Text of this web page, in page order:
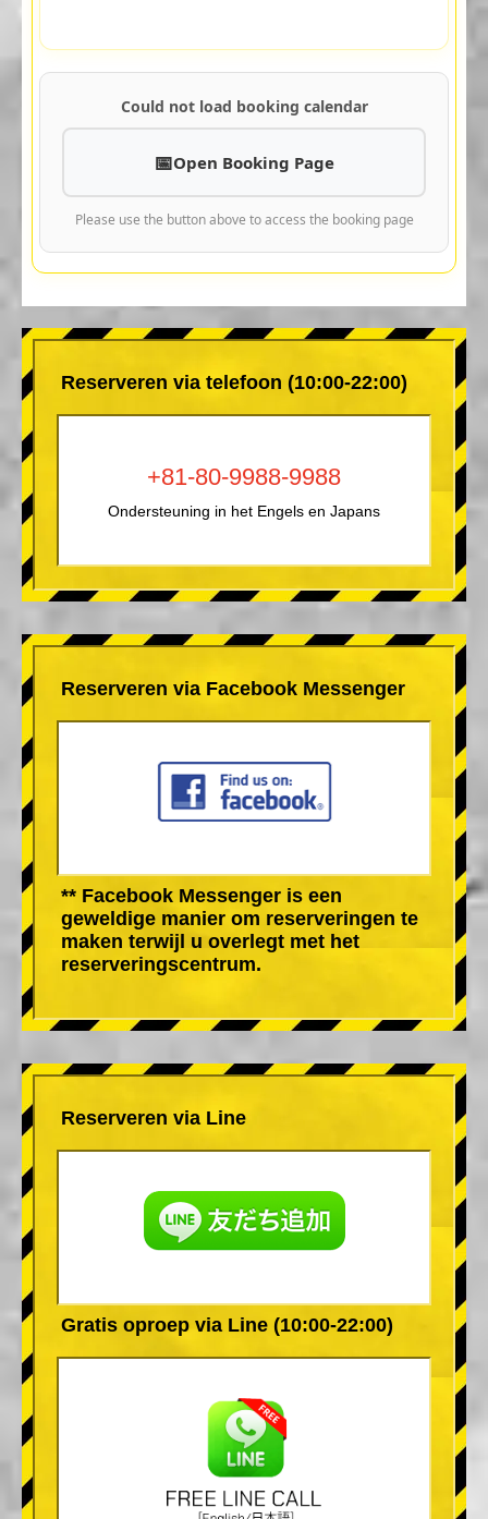
Could not load booking calendar
Open Booking Page
Please use the button above to access the booking page
Reserveren via telefoon (10:00-22:00)
+81-80-9988-9988
Ondersteuning in het Engels en Japans
Reserveren via Facebook Messenger
** Facebook Messenger is een
geweldige manier om reserveringen te
maken terwijl u overlegt met het
reserveringscentrum.
Reserveren via Line
Gratis oproep via Line (10:00-22:00)